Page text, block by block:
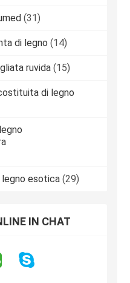
(31)
di legno (14)
ruvida (15)
di legno
legno esotica (29)
IN CHAT